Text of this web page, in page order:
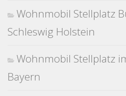
Wohnmobil Stellplatz
Schleswig Holstein
Wohnmobil Stellplatz
Bayern